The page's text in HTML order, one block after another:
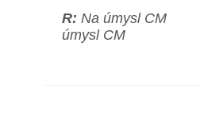
R: Na
úmysl CM